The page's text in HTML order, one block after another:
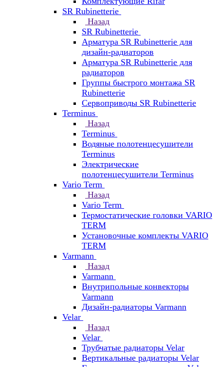
SR Rubinetterie
Назад
SR Rubinetterie
Арматура SR Rubinetterie для
дизайн-радиаторов
Арматура SR Rubinetterie для
радиаторов
Группы быстрого монтажа SR
Rubinetterie
Сервоприводы SR Rubinetterie
Terminus
Назад
Terminus
Водяные полотенцесушители
Terminus
Электрические
полотенцесушители Terminus
Vario Term
Назад
Vario Term
Термостатические головки VARIO
TERM
Установочные комплекты VARIO
TERM
Varmann
Назад
Varmann
Внутрипольные конвекторы
Varmann
Дизайн-радиаторы Varmann
Velar
Назад
Velar
Трубчатые радиаторы Velar
Вертикальные радиаторы Velar